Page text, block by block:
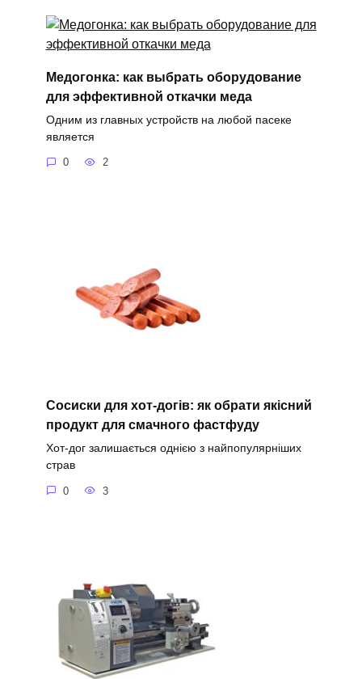
Медогонка: как выбрать оборудование
для эффективной откачки меда
Одним из главных устройств на любой пасеке
является
0 2
Сосиски для хот-догів: як обрати якісний
продукт для смачного фастфуду
Хот-дог залишається однією з найпопулярніших
страв
0 3